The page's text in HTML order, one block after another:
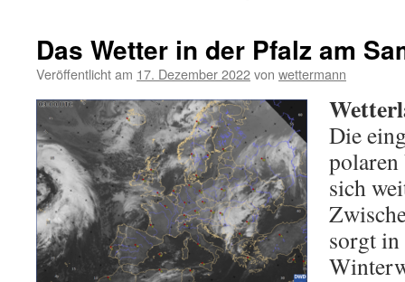
Das Wetter in der Pfalz am
Veröffentlicht am 17. Dezember 2022von wettermann
Die
sich
sorgt